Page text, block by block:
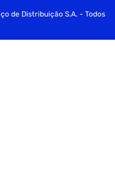
de Distribuição S.A. - Todos